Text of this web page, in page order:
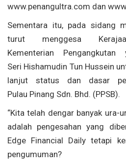
www.penangultra.com dan
Sementara itu, pada sidang
turut menggesa
Kementerian
Seri Hishamudin Tun Hussein
lanjut status dan dasar
Pulau Pinang Sdn. Bhd. (PPSB).
“Kita telah dengar banyak ura-
adalah pengesahan yang
Edge Financial Daily tetapi
pengumuman?